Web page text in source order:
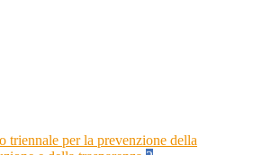
triennale per la prevenzione della